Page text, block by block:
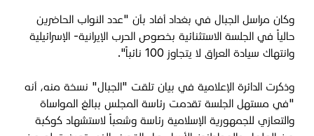
وكان مراسل الجبال في بغداد أفاد بأن "عدد النواب الحاضرين
حالياً في الجلسة الاستثنائية بخصوص الحرب الإيرانية- الإسرائيلية
وانتهاك سيادة العراق لا يتجاوز 100 نائباً".
وذكرت الدائرة الإعلامية في بيان تلقت "الجبال" نسخة منه، أنه
"في مستهل الجلسة تقدمت رئاسة المجلس ببالغ المواساة
والتعازي للجمهورية الإسلامية رئاسة وشعباً لاستشهاد كوكبة